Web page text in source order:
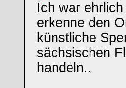
Ich war
erkenne den
künstliche
sächsischen
handeln..